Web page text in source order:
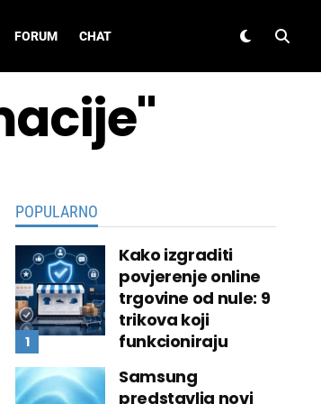
FORUM CHAT
POPULARNO
Kako izgraditi
povjerenje online
trgovine od nule: 9
trikova koji
funkcioniraju
Samsung
predstavlja novi